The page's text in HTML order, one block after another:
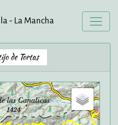
- La Mancha
de Tortas